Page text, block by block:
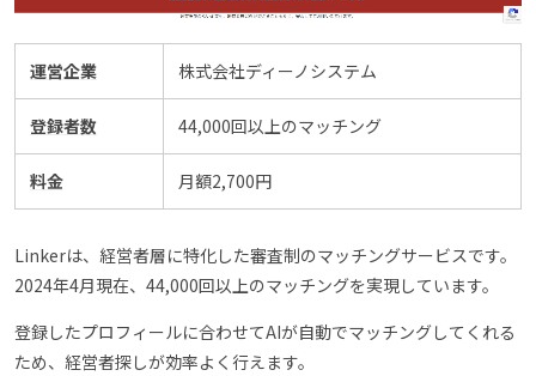
運営企業 株式会社ディーノシステム
登録者数 44,000回以上のマッチング
料金 月額2,700円
Linkerは、経営者層に特化した審査制のマッチングサービスです。
2024年4月現在、44,000回以上のマッチングを実現しています。
登録したプロフィールに合わせてAIが自動でマッチングしてくれる
ため、経営者探しが効率よく行えます。